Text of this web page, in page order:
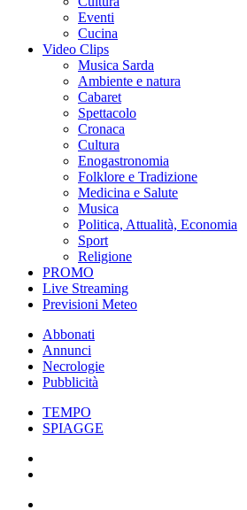
Eventi
Cucina
Video Clips
Musica Sarda
Ambiente e natura
Cabaret
Spettacolo
Cronaca
Cultura
Enogastronomia
Folklore e Tradizione
Medicina e Salute
Musica
Politica, Attualità, Economia
Sport
Religione
PROMO
Live Streaming
Previsioni Meteo
Abbonati
Annunci
Necrologie
Pubblicità
TEMPO
SPIAGGE